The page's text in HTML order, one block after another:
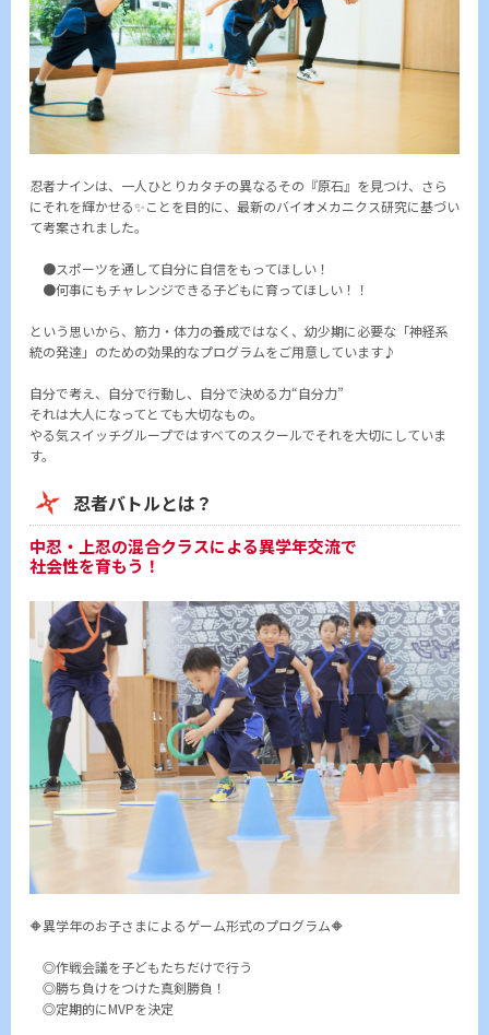
忍者ナインは、一人ひとりカタチの異なるその『原石』を見つけ、さら
にそれを輝かせる✨ことを目的に、最新のバイオメカニクス研究に基づい
て考案されました。
●スポーツを通して自分に自信をもってほしい！
●何事にもチャレンジできる子どもに育ってほしい！！
という思いから、筋力・体力の養成ではなく、幼少期に必要な「神経系
統の発達」のための効果的なプログラムをご用意しています♪
自分で考え、自分で行動し、自分で決める力“自分力”
それは大人になってとても大切なもの。
やる気スイッチグループではすべてのスクールでそれを大切にしていま
す。
忍者バトルとは？
中忍・上忍の混合クラスによる異学年交流で
社会性を育もう！
🔶異学年のお子さまによるゲーム形式のプログラム🔶
◎作戦会議を子どもたちだけで行う
◎勝ち負けをつけた真剣勝負！
◎定期的にMVPを決定